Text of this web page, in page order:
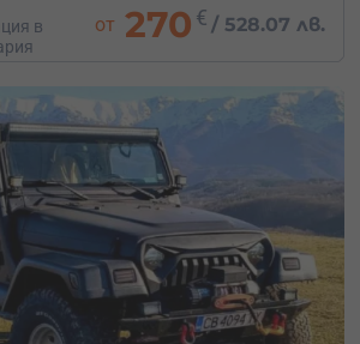
в
от 270 € /528.07 лв.